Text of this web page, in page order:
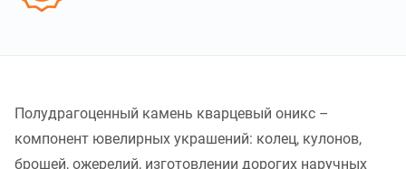
Полудрагоценный камень кварцевый оникс –
компонент ювелирных украшений: колец, кулонов,
брошей, ожерелий, изготовлении дорогих наручных